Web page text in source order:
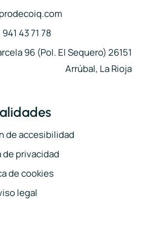
43 71 78
96 (Pol. El Sequero) 26151
Arrúbal, La Rioja
de accesibilidad
de privacidad
de cookies
legal